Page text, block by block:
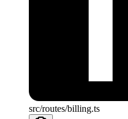
src/routes/billing.ts